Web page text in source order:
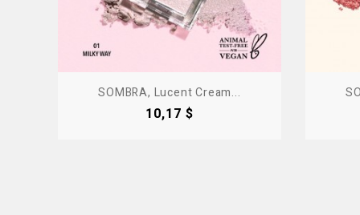
SOMBRA, Lucent Cream...
Precio
10,17 $